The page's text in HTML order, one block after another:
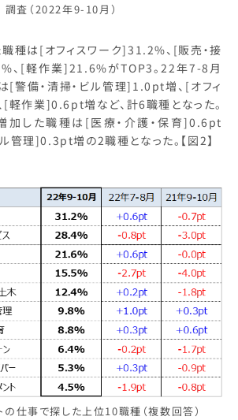
調査（2022年9-10月）
種は[オフィスワーク]31.2%、[販売・接
、[軽作業]21.6%がTOP3。22年7-8月
[警備・清掃・ビル管理]1.0pt増、[オフィ
軽作業]0.6pt増など、計6職種となった。
加した職種は[医療・介護・保育]0.6pt
管理]0.3pt増の2職種となった。【図2】
の仕事で探した上位10職種（複数回答）